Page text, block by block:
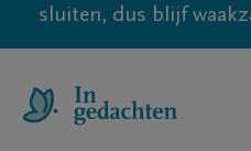
sluiten, dus blijf